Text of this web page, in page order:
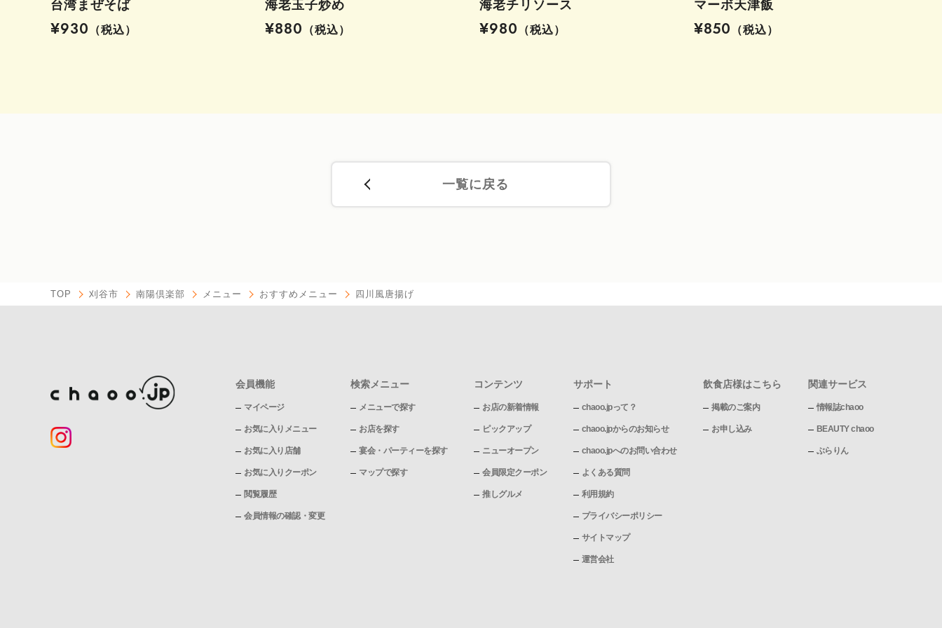
台湾まぜそば
¥930
（税込）
海老玉子炒め
¥880
（税込）
海老チリソース
¥980
（税込）
マーボ天津飯
¥850
（税込）
一覧に戻る
TOP 刈谷市 南陽倶楽部 メニュー おすすめメニュー 四川風唐揚げ
会員機能
マイページ
お気に入りメニュー
お気に入り店舗
お気に入りクーポン
閲覧履歴
会員情報の確認・変更
検索メニュー
メニューで探す
お店を探す
宴会・パーティーを探す
マップで探す
コンテンツ
お店の新着情報
ピックアップ
ニューオープン
会員限定クーポン
推しグルメ
サポート
chaoo.jpって？
chaoo.jpからのお知らせ
chaoo.jpへのお問い合わせ
よくある質問
利用規約
プライバシーポリシー
サイトマップ
運営会社
飲食店様はこちら
掲載のご案内
お申し込み
関連サービス
情報誌chaoo
BEAUTY chaoo
ぶらりん